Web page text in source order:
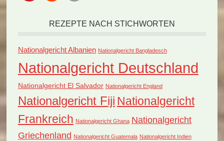
REZEPTE NACH STICHWORTEN
Nationalgericht Albanien Nationalgericht Bangladesch
Nationalgericht Deutschland
Nationalgericht El Salvador Nationalgericht England
Nationalgericht Fiji Nationalgericht
Frankreich Nationalgericht Ghana Nationalgericht
Griechenland Nationalgericht Guatemala Nationalgericht Indien